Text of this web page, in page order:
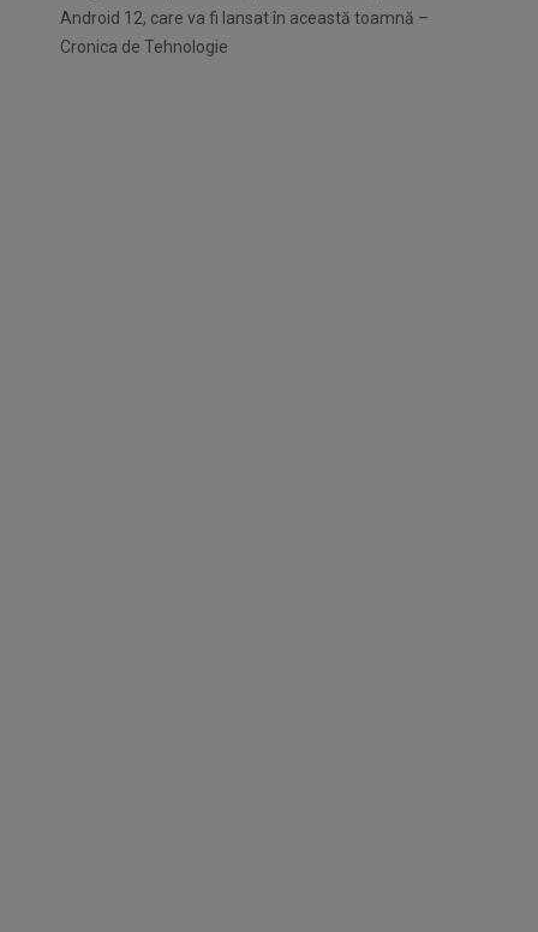
Android 12, care va fi lansat în această toamnă –
Cronica de Tehnologie